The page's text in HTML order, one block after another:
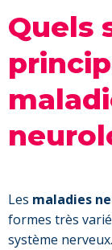
Quels
Les maladies
formes très
système